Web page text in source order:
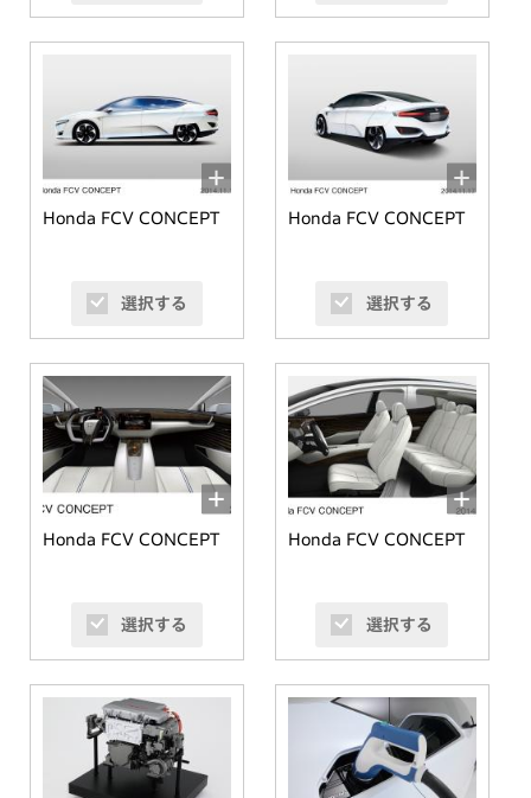
Honda FCV CONCEPT
選択する
Honda FCV CONCEPT
選択する
Honda FCV CONCEPT
選択する
Honda FCV CONCEPT
選択する